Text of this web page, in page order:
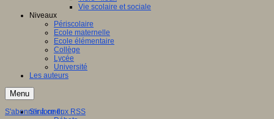
Vie scolaire et sociale
Niveaux
Périscolaire
Ecole maternelle
Ecole élémentaire
Collège
Lycée
Université
Les auteurs
Menu
S'informer
S'abonner à ce flux RSS